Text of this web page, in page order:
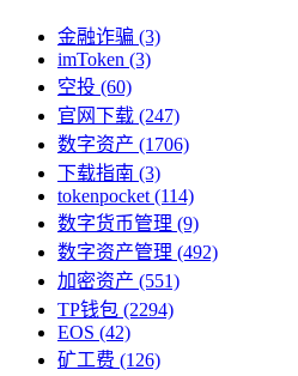
金融诈骗 (3)
imToken (3)
空投 (60)
官网下载 (247)
数字资产 (1706)
下载指南 (3)
tokenpocket (114)
数字货币管理 (9)
数字资产管理 (492)
加密资产 (551)
TP钱包 (2294)
EOS (42)
矿工费 (126)